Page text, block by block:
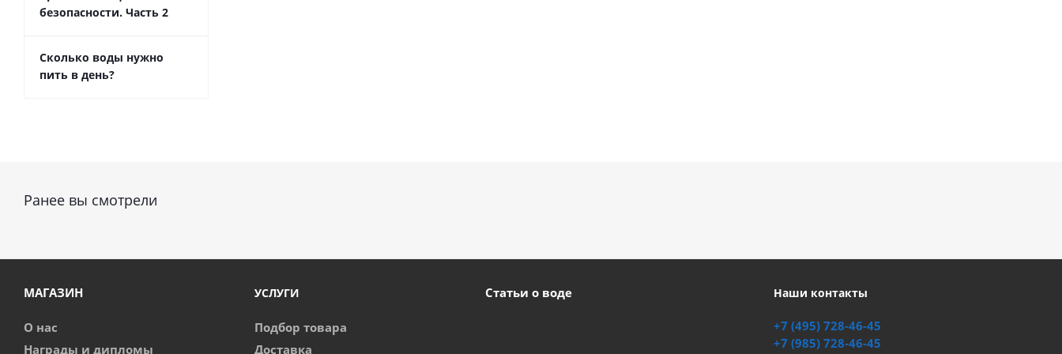
безопасности. Часть 2
Сколько воды нужно
пить в день?
Ранее вы смотрели
МАГАЗИН
О нас
Награды и дипломы
УСЛУГИ
Подбор товара
Доставка
Статьи о воде Наши контакты
+7 (495) 728-46-45
+7 (985) 728-46-45